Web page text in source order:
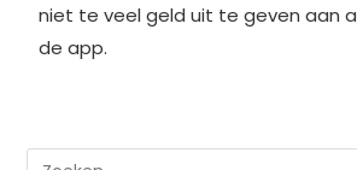
niet te veel geld uit te geven aan
de app.